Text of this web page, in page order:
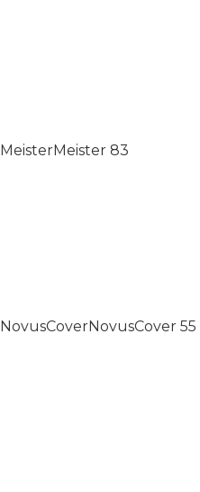
MeisterMeister 83
NovusCoverNovusCover 55